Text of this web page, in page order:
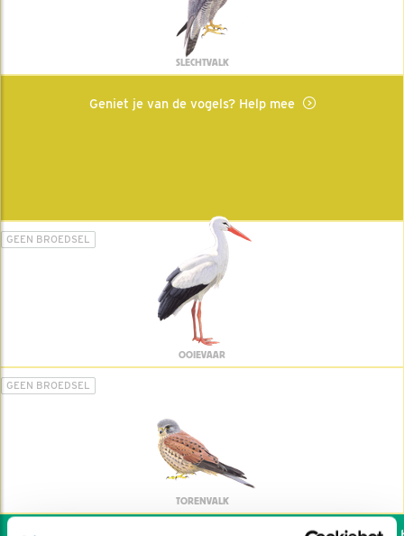
SLECHTVALK
Geniet je van de vogels? Help mee
GEEN BROEDSEL
OOIEVAAR
GEEN BROEDSEL
TORENVALK